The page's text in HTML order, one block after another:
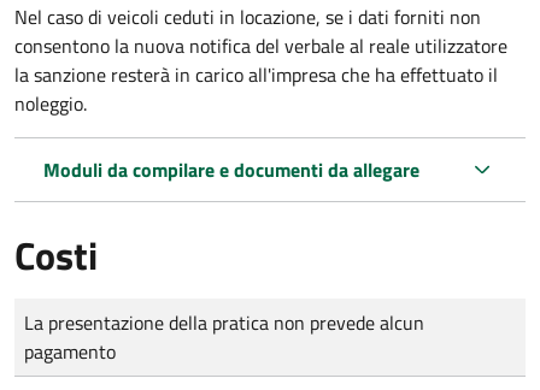
Nel caso di veicoli ceduti in locazione, se i dati forniti non
consentono la nuova notifica del verbale al reale utilizzatore
la sanzione resterà in carico all'impresa che ha effettuato il
noleggio.
Moduli da compilare e documenti da allegare
Costi
Tipo di pagamento
Importo
La presentazione della pratica non prevede alcun
pagamento